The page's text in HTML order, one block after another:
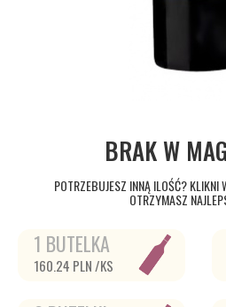
BRAK W
POTRZEBUJESZ INNĄ ILOŚĆ? KLIKNI
OTRZYMASZ
1 BUTELKA
160.24 PLN /KS